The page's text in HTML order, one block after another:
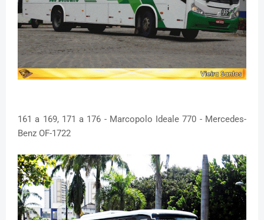
161 a 169, 171 a 176 - Marcopolo Ideale 770 - Mercedes-
Benz OF-1722